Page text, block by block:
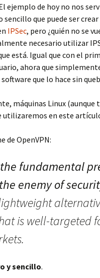
ejemplo de hoy no nos
que puede ser
IPSec, pero ¿quién no se
necesario utilizar
está. Igual que con el
ahora que
que lo hace sin
máquinas Linux (aunque
utilizaremos en este
de OpenVPN:
fundamental
enemy of
is well-targeted
y sencillo.